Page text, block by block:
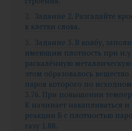
Задание 2. Разгадайте
в клетки слова.
Задание 3. В колбу,
имеющим плотность при н.у.
раскалённую
этом образовалось вещество
паров которого по
3.76. При повышении
К начинает накапливаться
реакции Б с плотностью
газу 1.88.